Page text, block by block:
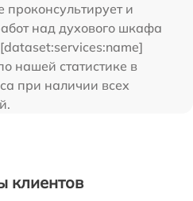
проконсультирует и
над духового шкафа
нашей статистике в
при наличии всех
клиентов